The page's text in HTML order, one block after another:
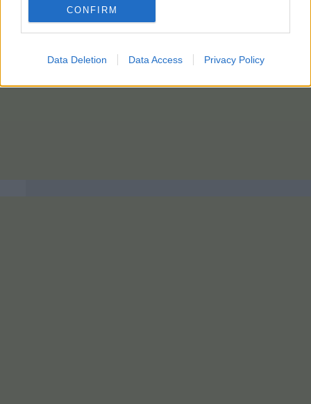
CONFIRM
Data Deletion Data Access Privacy Policy